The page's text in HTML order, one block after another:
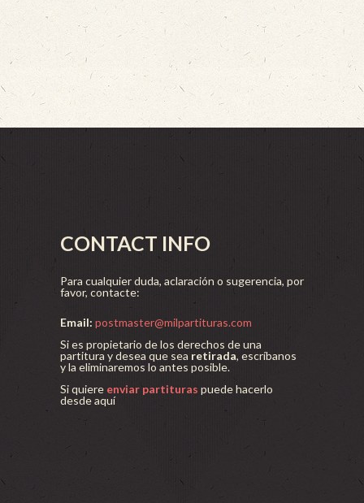
CONTACT INFO
Para cualquier duda, aclaración o sugerencia, por
favor, contacte:
Email: postmaster@milpartituras.com
Si es propietario de los derechos de una
partitura y desea que sea retirada, escríbanos
y la eliminaremos lo antes posible.
Si quiere enviar partituras puede hacerlo
desde aquí